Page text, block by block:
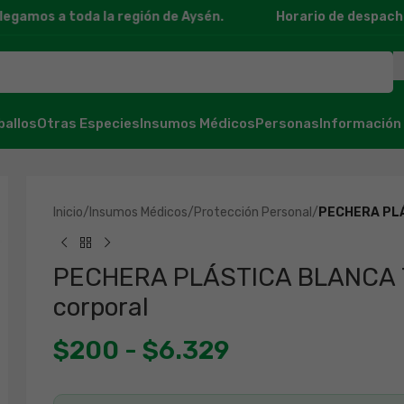
a toda la región de Aysén. Horario de despacho:
Otras EspeciesInsumos MédicosPersonasInformación
Inicio/ Insumos Médicos/Protección Personal / PECHERA
PECHERA PLÁSTICA
corporal
$200 - $6.329